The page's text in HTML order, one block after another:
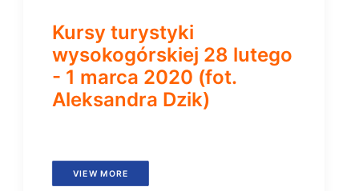
Kursy turystyki
wysokogórskiej 28 lutego
- 1 marca 2020 (fot.
Aleksandra Dzik)
VIEW MORE